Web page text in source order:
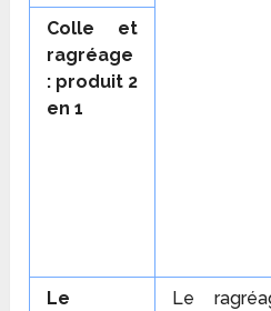
Colle et
ragréage
: produit 2
en 1
Le
Le